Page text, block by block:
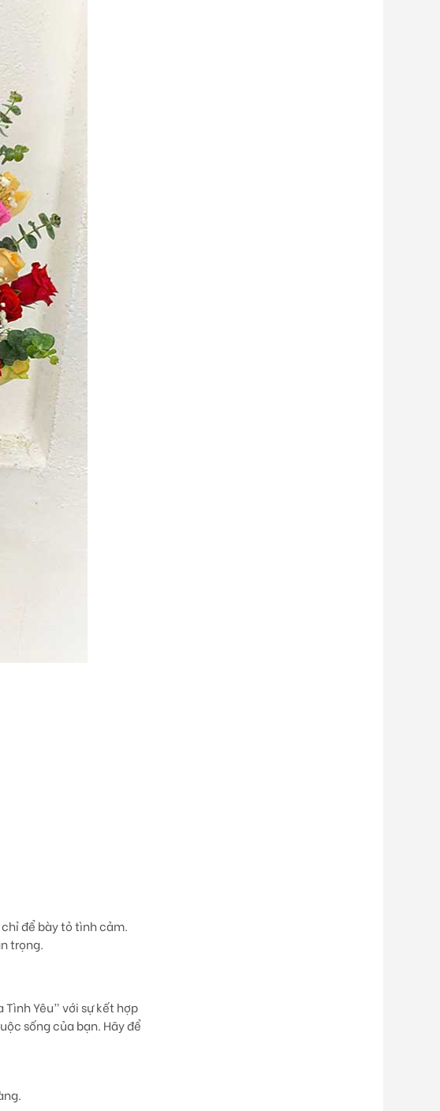
để bày tỏ tình cảm.
trọng.
Tình Yêu”với sự kết hợp
sống của bạn. Hãy để